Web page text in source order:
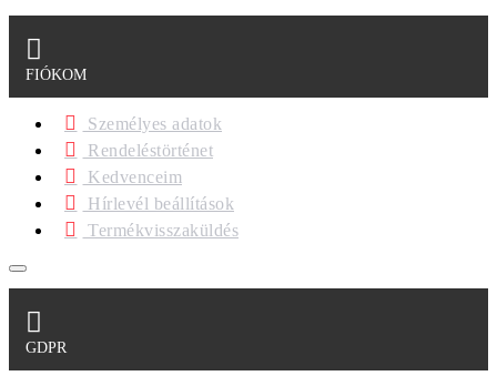
FIÓKOM
Személyes adatok
Rendeléstörténet
Kedvenceim
Hírlevél beállítások
Termékvisszaküldés
GDPR